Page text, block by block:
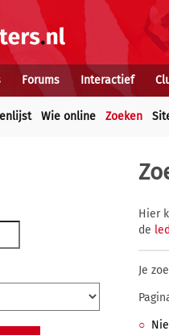
Forums Interactief
Wie online Zoeken
Hier
de
Je